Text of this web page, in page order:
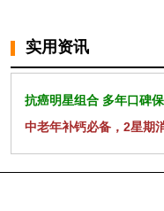
实用资讯
抗癌明星组合 多年口碑
中老年补钙必备，2星期